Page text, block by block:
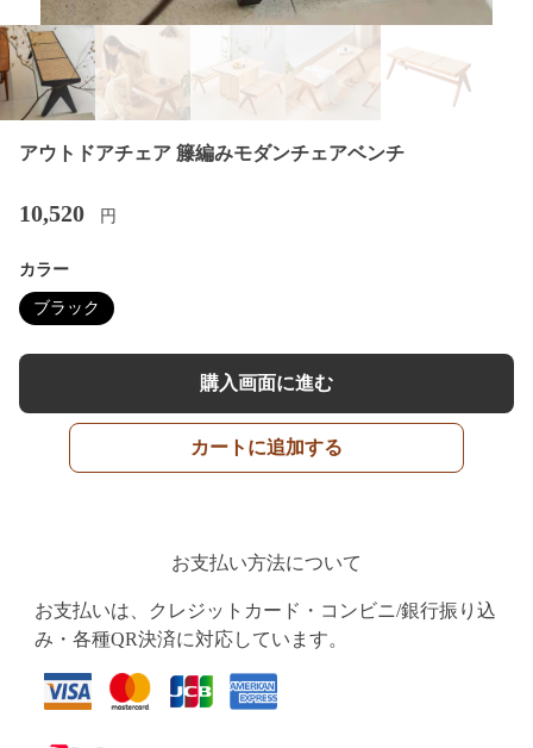
アウトドアチェア 籐編みモダンチェアベンチ
10,520 円
カラー
ブラック
購入画面に進む
カートに追加する
お支払い方法について
お支払いは、クレジットカード・コンビニ/銀行振り込
み・各種QR決済に対応しています。